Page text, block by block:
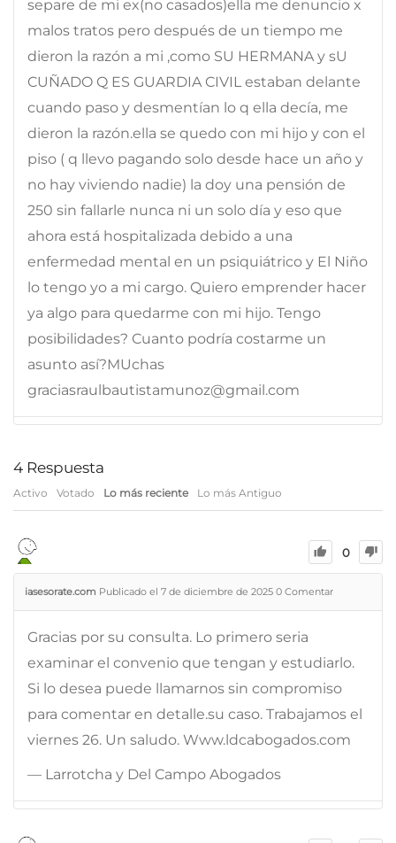
separe de mi ex(no casados)ella me denuncio x
malos tratos pero después de un tiempo me
dieron la razón a mi ,como SU HERMANA y sU
CUÑADO Q ES GUARDIA CIVIL estaban delante
cuando paso y desmentían lo q ella decía, me
dieron la razón.ella se quedo con mi hijo y con el
piso ( q llevo pagando solo desde hace un año y
no hay viviendo nadie) la doy una pensión de
250 sin fallarle nunca ni un solo día y eso que
ahora está hospitalizada debido a una
enfermedad mental en un psiquiátrico y El Niño
lo tengo yo a mi cargo. Quiero emprender hacer
ya algo para quedarme con mi hijo. Tengo
posibilidades? Cuanto podría costarme un
asunto así?MUchas
graciasraulbautistamunoz@gmail.com
4 Respuesta
Activo Votado Lo más reciente Lo más Antiguo
0
iasesorate.com Publicado el 7 de diciembre de 2025 0 Comentar
Gracias por su consulta. Lo primero seria
examinar el convenio que tengan y estudiarlo.
Si lo desea puede llamarnos sin compromiso
para comentar en detalle.su caso. Trabajamos el
viernes 26. Un saludo. Www.ldcabogados.com
— Larrotcha y Del Campo Abogados